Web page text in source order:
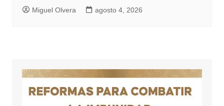
Miguel Olvera agosto 4, 2026